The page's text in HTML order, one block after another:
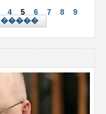
4 5 6 7 8
9
�����